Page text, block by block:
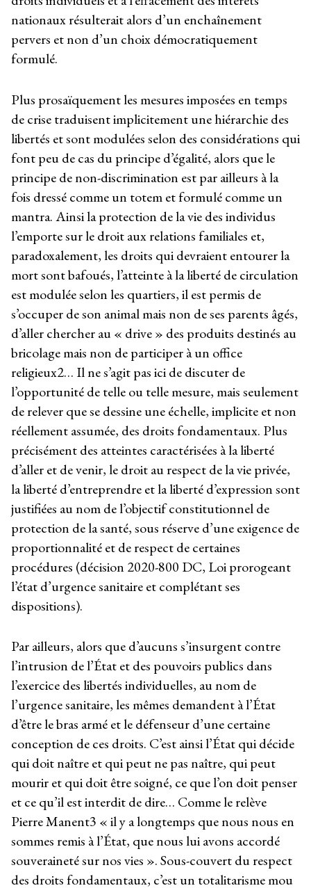
nationaux résulterait alors d’un enchaînement
pervers et non d’un choix démocratiquement
formulé.
Plus prosaïquement les mesures imposées en temps
de crise traduisent implicitement une hiérarchie des
libertés et sont modulées selon des considérations qui
font peu de cas du principe d’égalité, alors que le
principe de non-discrimination est par ailleurs à la
fois dressé comme un totem et formulé comme un
mantra. Ainsi la protection de la vie des individus
l’emporte sur le droit aux relations familiales et,
paradoxalement, les droits qui devraient entourer la
mort sont bafoués, l’atteinte à la liberté de circulation
est modulée selon les quartiers, il est permis de
s’occuper de son animal mais non de ses parents âgés,
d’aller chercher au « drive » des produits destinés au
bricolage mais non de participer à un office
religieux2… Il ne s’agit pas ici de discuter de
l’opportunité de telle ou telle mesure, mais seulement
de relever que se dessine une échelle, implicite et non
réellement assumée, des droits fondamentaux. Plus
précisément des atteintes caractérisées à la liberté
d’aller et de venir, le droit au respect de la vie privée,
la liberté d’entreprendre et la liberté d’expression sont
justifiées au nom de l’objectif constitutionnel de
protection de la santé, sous réserve d’une exigence de
proportionnalité et de respect de certaines
procédures (décision 2020-800 DC, Loi prorogeant
l’état d’urgence sanitaire et complétant ses
dispositions).
Par ailleurs, alors que d’aucuns s’insurgent contre
l’intrusion de l’État et des pouvoirs publics dans
l’exercice des libertés individuelles, au nom de
l’urgence sanitaire, les mêmes demandent à l’État
d’être le bras armé et le défenseur d’une certaine
conception de ces droits. C’est ainsi l’État qui décide
qui doit naître et qui peut ne pas naître, qui peut
mourir et qui doit être soigné, ce que l’on doit penser
et ce qu’il est interdit de dire… Comme le relève
Pierre Manent3 « il y a longtemps que nous nous en
sommes remis à l’État, que nous lui avons accordé
souveraineté sur nos vies ». Sous-couvert du respect
des droits fondamentaux, c’est un totalitarisme mou